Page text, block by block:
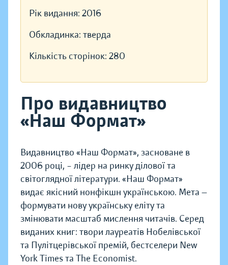
Рік видання: 2016
Обкладинка: тверда
Кількість сторінок: 280
Про видавництво
«Наш Формат»
Видавництво «Наш Формат», засноване в
2006 році, – лідер на ринку ділової та
світоглядної літератури. «Наш Формат»
видає якісний нонфікшн українською. Мета —
формувати нову українську еліту та
змінювати масштаб мислення читачів. Серед
виданих книг: твори лауреатів Нобелівської
та Пулітцерівської премій, бестселери New
York Times та The Economist.